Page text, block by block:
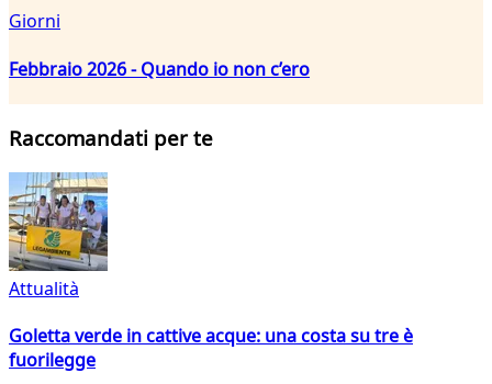
Giorni
Febbraio 2026 - Quando io non c’ero
Raccomandati per te
Attualità
Goletta verde in cattive acque: una costa su tre è
fuorilegge